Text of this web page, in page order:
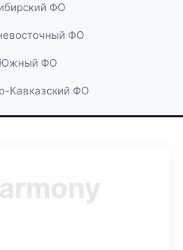
ФО
ФО
Южный ФО
Кавказский ФО